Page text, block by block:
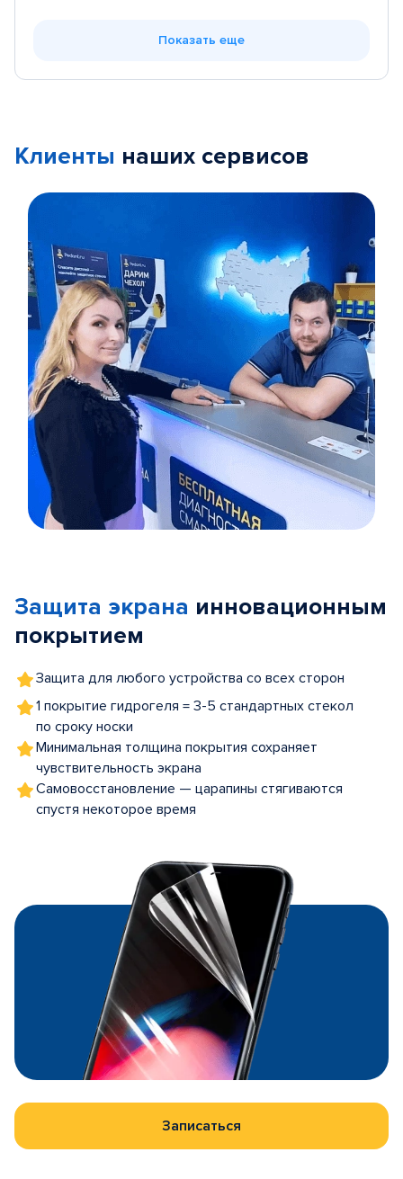
Показать еще
Клиенты наших сервисов
5
Защита экрана инновационным
покрытием
Защита для любого устройства со всех сторон
1 покрытие гидрогеля = 3-5 стандартных стекол
по сроку носки
Минимальная толщина покрытия сохраняет
чувствительность экрана
Самовосстановление — царапины стягиваются
спустя некоторое время
Записаться